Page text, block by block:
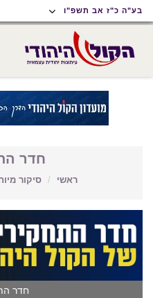
תפריט
נגישות
תפריט
ראשי
תוכן
ראשי
בע"ה כ"ז אב תשפ"ו
חדר
ראשי סיקור
חדר